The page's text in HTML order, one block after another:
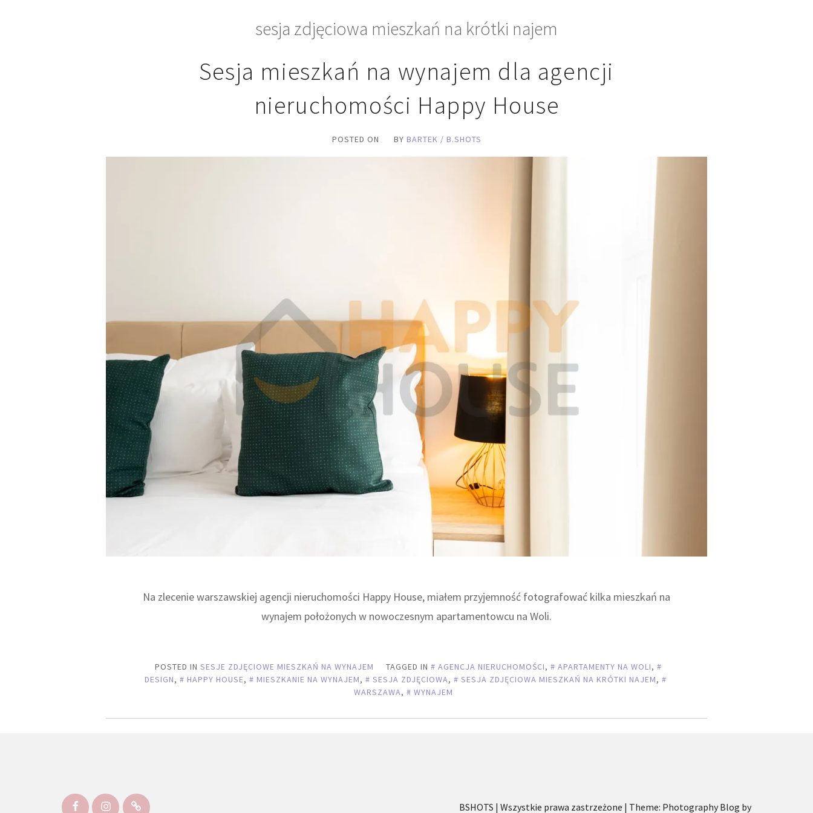
sesja zdjęciowa mieszkań na krótki najem
Sesja mieszkań na wynajem dla agencji
nieruchomości Happy House
POSTED ON BY BARTEK / B.SHOTS
Na zlecenie warszawskiej agencji nieruchomości Happy House, miałem przyjemność fotografować kilka mieszkań na
wynajem położonych w nowoczesnym apartamentowcu na Woli.
POSTED IN SESJE ZDJĘCIOWE MIESZKAŃ NA WYNAJEM TAGGED IN AGENCJA NIERUCHOMOŚCI, APARTAMENTY NA WOLI,
DESIGN, HAPPY HOUSE, MIESZKANIE NA WYNAJEM, SESJA ZDJĘCIOWA, SESJA ZDJĘCIOWA MIESZKAŃ NA KRÓTKI NAJEM,
WARSZAWA, WYNAJEM
FacebookInstagramKontakt
BSHOTS | Wszystkie prawa zastrzeżone | Theme: Photography Blog by